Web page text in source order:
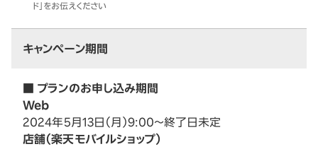
ド」をお伝えください
キャンペーン期間
■ プランのお申し込み期間
Web
2024年5月13日（月）9:00～終了日未定
店舗（楽天モバイルショップ）